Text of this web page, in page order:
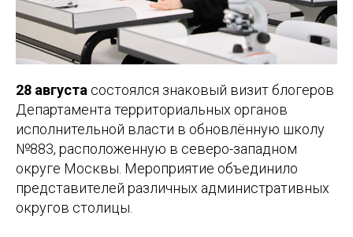
28 августа состоялся знаковый визит блогеров
Департамента территориальных органов
исполнительной власти в обновлённую школу
№883, расположенную в северо-западном
округе Москвы. Мероприятие объединило
представителей различных административных
округов столицы.